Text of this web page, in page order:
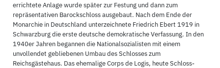
errichtete Anlage wurde später zur Festung und dann zum
repräsentativen Barockschloss ausgebaut. Nach dem Ende der
Monarchie in Deutschland unterzeichnete Friedrich Ebert 1919 in
Schwarzburg die erste deutsche demokratische Verfassung. In den
1940er Jahren begannen die Nationalsozialisten mit einem
unvollendet gebliebenen Umbau des Schlosses zum
Reichsgästehaus. Das ehemalige Corps de Logis, heute Schloss-